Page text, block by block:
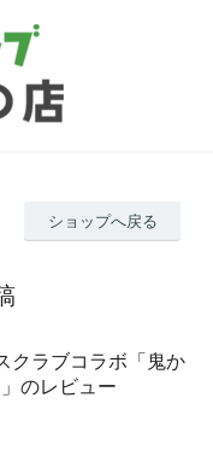
ショップへ戻る
クラブコラボ「鬼か
のレビュー